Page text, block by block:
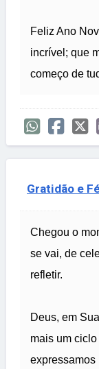
Feliz Ano
incrível; que
começo de
Gratidão e
Chegou o
se vai, de
refletir.
Deus, em
mais um
expressamos